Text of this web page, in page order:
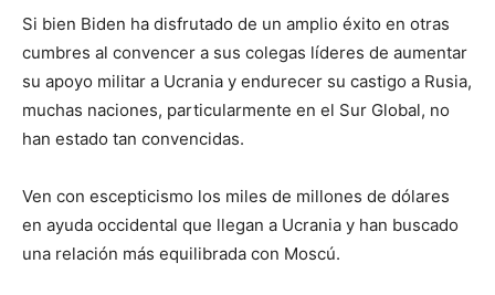
Si bien Biden ha disfrutado de un amplio éxito en otras
cumbres al convencer a sus colegas líderes de aumentar
su apoyo militar a Ucrania y endurecer su castigo a Rusia,
muchas naciones, particularmente en el Sur Global, no
han estado tan convencidas.
Ven con escepticismo los miles de millones de dólares
en ayuda occidental que llegan a Ucrania y han buscado
una relación más equilibrada con Moscú.